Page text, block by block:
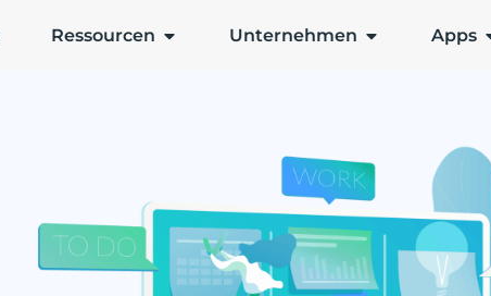
Ressourcen Unternehmen Apps